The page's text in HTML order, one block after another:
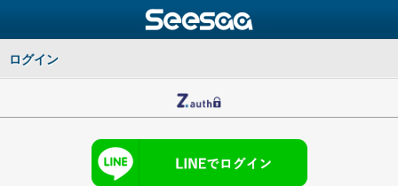
ログイン